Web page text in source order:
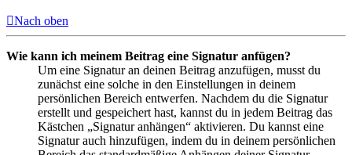
Nach oben
Wie kann ich meinem Beitrag eine Signatur anfügen?
Um eine Signatur an deinen Beitrag anzufügen, musst du
zunächst eine solche in den Einstellungen in deinem
persönlichen Bereich entwerfen. Nachdem du die Signatur
erstellt und gespeichert hast, kannst du in jedem Beitrag das
Kästchen „Signatur anhängen“ aktivieren. Du kannst eine
Signatur auch hinzufügen, indem du in deinem persönlichen